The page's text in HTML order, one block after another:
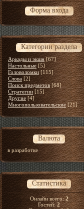
Форма входа
Категории раздела
Аркады и экшн [67]
Настольные [5]
Головоломки [115]
Слова [2]
Поиск предметов [68]
Стратегии [15]
Другие [4]
Многопользовательские [21]
Валюта
в разработке
Статистика
Онлайн всего:2
Гостей:2